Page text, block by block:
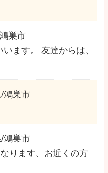
巣市
ます。 友達からは、
鴻巣市
鴻巣市
ります、お近くの方